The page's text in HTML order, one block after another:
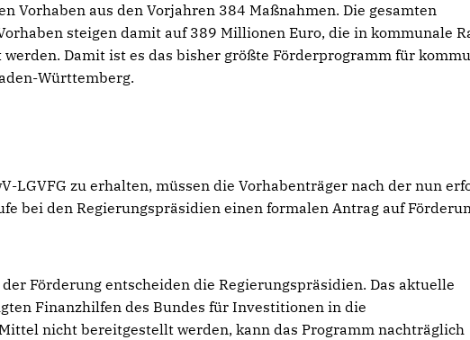
Vorhaben aus den Vorjahren 384 Maßnahmen. Die gesamten
steigen damit auf 389 Millionen Euro, die in kommunale
Damit ist es das bisher größte Förderprogramm für
Württemberg.
LGVFG zu erhalten, müssen die Vorhabenträger nach der nun
bei den Regierungspräsidien einen formalen Antrag auf
Förderung entscheiden die Regierungspräsidien. Das aktuelle
Finanzhilfen des Bundes für Investitionen in die
nicht bereitgestellt werden, kann das Programm nachträglich